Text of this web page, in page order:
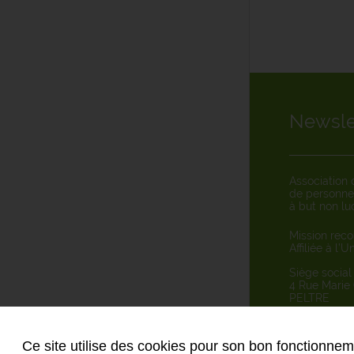
Ce site utilise des cookies pour son bon
Association
de
à but non
Mission
Affiliée à
Siège social
4 Rue
PELTRE